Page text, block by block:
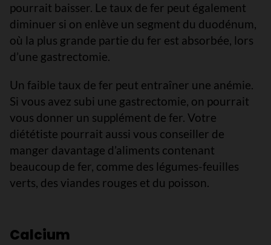
pourrait baisser. Le taux de fer peut également
diminuer si on enlève un segment du duodénum,
où la plus grande partie du fer est absorbée, lors
d’une gastrectomie.
Un faible taux de fer peut entraîner une anémie.
Si vous avez subi une gastrectomie, on pourrait
vous donner un supplément de fer. Votre
diététiste pourrait aussi vous conseiller de
manger davantage d’aliments contenant
beaucoup de fer, comme des légumes-feuilles
verts, des viandes rouges et du poisson.
Calcium